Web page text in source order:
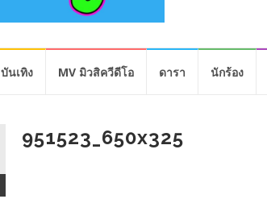
บันเทิง MV มิวสิควีดีโอ ดารา นักร้อง
951523_650x325